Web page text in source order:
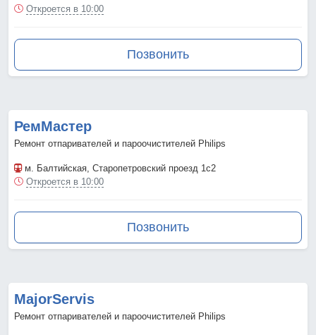
Откроется в 10:00
Позвонить
РемМастер
Ремонт отпаривателей и пароочистителей Philips
м. Балтийская, Старопетровский проезд 1с2
Откроется в 10:00
Позвонить
MajorServis
Ремонт отпаривателей и пароочистителей Philips